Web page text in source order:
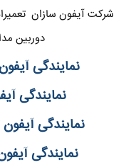
شرکت آیفون سازان
دوربین
نمایندگی
نمایندگی
نمایندگی
نمایندگی